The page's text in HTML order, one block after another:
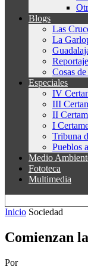
Blogs
Las
La
Cosas
Especiales
IV
III
II
I
Tribuna
Pueblos
Medio
Fototeca
Multimedia
Inicio Sociedad
Comienzan
Por